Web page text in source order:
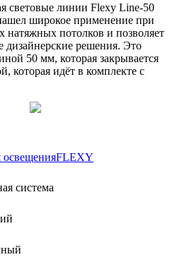
световые линии Flexy Line-50
широкое применение при
натяжных потолков и позволяет
дизайнерские решения. Это
50 мм, которая закрывается
которая идёт в комплекте с
освещенияFLEXY
система